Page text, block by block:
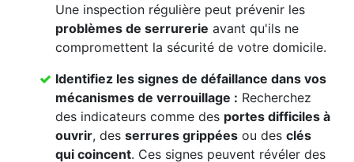
Une inspection régulière peut prévenir les
problèmes de serrurerie avant qu'ils ne
compromettent la sécurité de votre domicile.
Identifiez les signes de défaillance dans vos
mécanismes de verrouillage : Recherchez
des indicateurs comme des portes difficiles à
ouvrir, des serrures grippées ou des clés
qui coincent. Ces signes peuvent révéler des